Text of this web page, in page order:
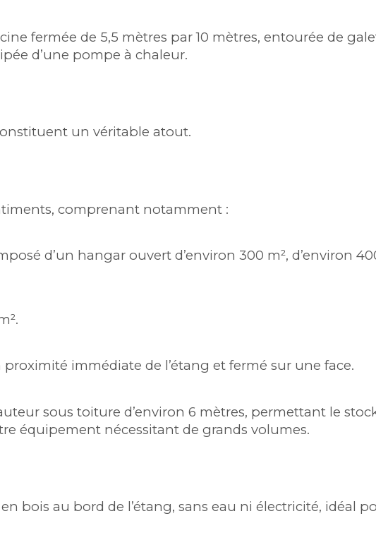
fermée de 5,5 mètres par 10 mètres, entourée de
d’une pompe à chaleur.
un véritable atout.
comprenant notamment :
d’un hangar ouvert d’environ 300 m², d’environ
immédiate de l’étang et fermé sur une face.
sous toiture d’environ 6 mètres, permettant le
équipement nécessitant de grands volumes.
bois au bord de l’étang, sans eau ni électricité, idéal